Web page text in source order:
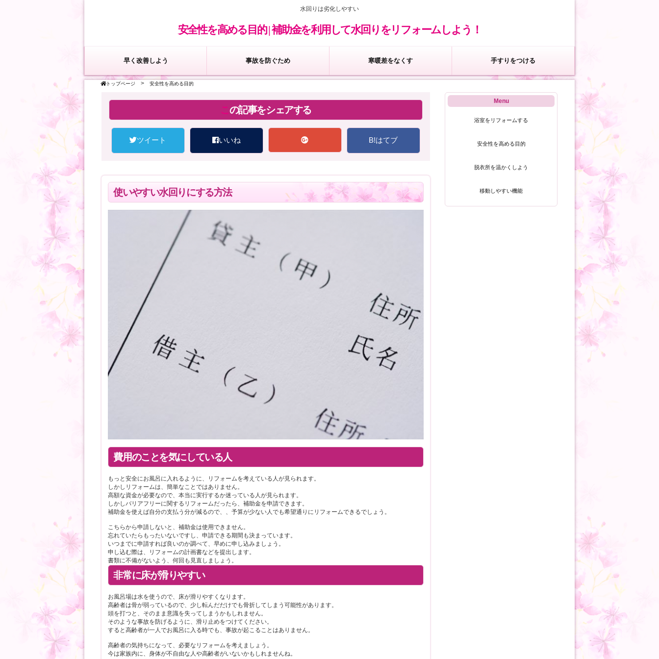
水回りは劣化しやすい
安全性を高める目的 | 補助金を利用して水回りをリフォームしよう！
早く改善しよう 事故を防ぐため 寒暖差をなくす 手すりをつける
トップページ > 安全性を高める目的
この記事をシェアする
ツイート いいね B!はてブ
使いやすい水回りにする方法
費用のことを気にしている人
もっと安全にお風呂に入れるように、リフォームを考えている人が見られます。
しかしリフォームは、簡単なことではありません。
高額な資金が必要なので、本当に実行するか迷っている人が見られます。
しかしバリアフリーに関するリフォームだったら、補助金を申請できます。
補助金を使えば自分の支払う分が減るので、、予算が少ない人でも希望通りにリフォームできるでしょう。
こちらから申請しないと、補助金は使用できません。
忘れていたらもったいないですし、申請できる期間も決まっています。
いつまでに申請すれば良いのか調べて、早めに申し込みましょう。
申し込む際は、リフォームの計画書などを提出します。
書類に不備がないよう、何回も見直しましょう。
非常に床が滑りやすい
お風呂場は水を使うので、床が滑りやすくなります。
高齢者は骨が弱っているので、少し転んだだけでも骨折してしまう可能性があります。
頭を打つと、そのまま意識を失ってしまうかもしれません。
そのような事故を防げるように、滑り止めをつけてください。
すると高齢者が一人でお風呂に入る時でも、事故が起こることはありません。
高齢者の気持ちになって、必要なリフォームを考えましょう。
今は家族内に、身体が不自由な人や高齢者がいないかもしれませんね。
Menu
浴室をリフォームする
安全性を高める目的
脱衣所を温かくしよう
移動しやすい機能